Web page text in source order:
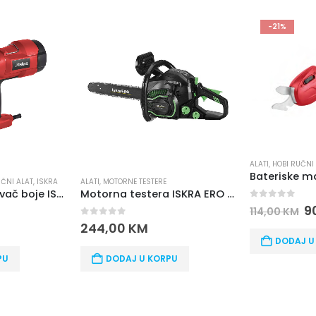
Motorna testera ISKRA ERO IE-GC401
114,00KM
ALATI,BRENDOVI,